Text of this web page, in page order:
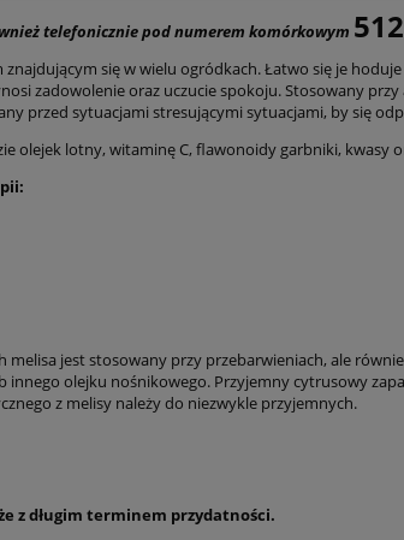
telefonicznie pod numerem komórkowym
znajdującym się w wielu ogródkach. Łatwo się je
zadowolenie oraz uczucie spokoju. Stosowany
przed sytuacjami stresującymi sytuacjami, by się
olejek lotny, witaminę C, flawonoidy garbniki,
jest stosowany przy przebarwieniach, ale
olejku nośnikowego. Przyjemny cytrusowy
z melisy należy do niezwykle przyjemnych.
z długim terminem przydatności.